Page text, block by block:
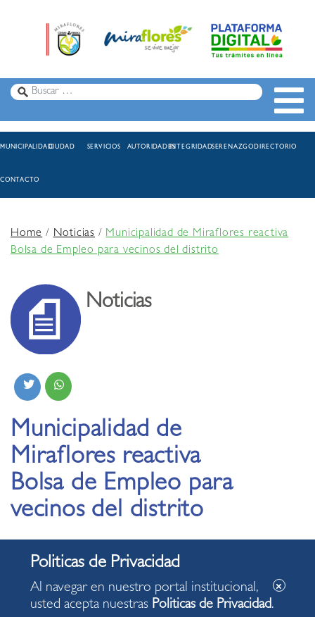
MUNICIPALIDADCIUDAD SERVICIOS AUTORIDADESINTEGRIDADSERENAZGODIRECTORIO
CONTACTO
Home/Noticias /Municipalidad de Miraflores reactiva
Bolsa de Empleo para vecinos del distrito
Noticias
Municipalidad de
Miraflores reactiva
Bolsa de Empleo para
vecinos del distrito
03.06.2025
Comuna miraflorina informó que el espacio
comercial, ubicado en av. Gral. Mendiburu 1175,
Al navegar en nuestro portal institucional,
usted acepta nuestras Politicas de Privacidad.